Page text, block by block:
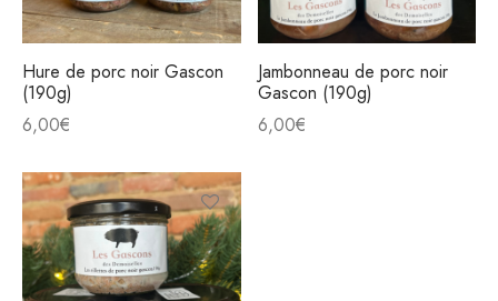
Hure de porc noir Gascon
(190g)
6,00€
Jambonneau de porc noir
Gascon (190g)
6,00€